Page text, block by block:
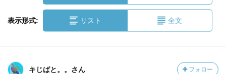
表示形式: リスト 全文
キじばと。。さん フォロー